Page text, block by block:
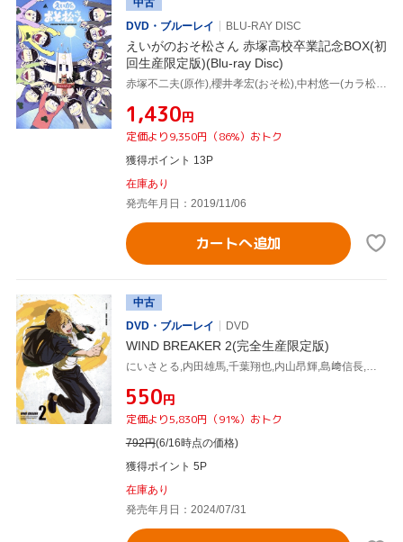
DVD・ブルーレイ
BLU-RAY DISC
えいがのおそ松さん 赤塚高校卒業記念BOX(初
回生産限定版)(Blu-ray Disc)
赤塚不二夫(原作),櫻井孝宏(おそ松),中村悠一(カラ松),神谷浩史(チョロ松),藤田陽一(監督),浅野直之(キャラクターデザイン),橋本由香利(音楽)
¥1,430円
定価より9,350円（86%）おトク
獲得ポイント 13P
在庫あり
発売年月日：2019/11/06
カートへ追加
中古
DVD・ブルーレイ
DVD
WIND BREAKER 2(完全生産限定版)
¥550円
定価より5,830円（91%）おトク
792円(6/16時点の価格)
獲得ポイント 5P
在庫あり
発売年月日：2024/07/31